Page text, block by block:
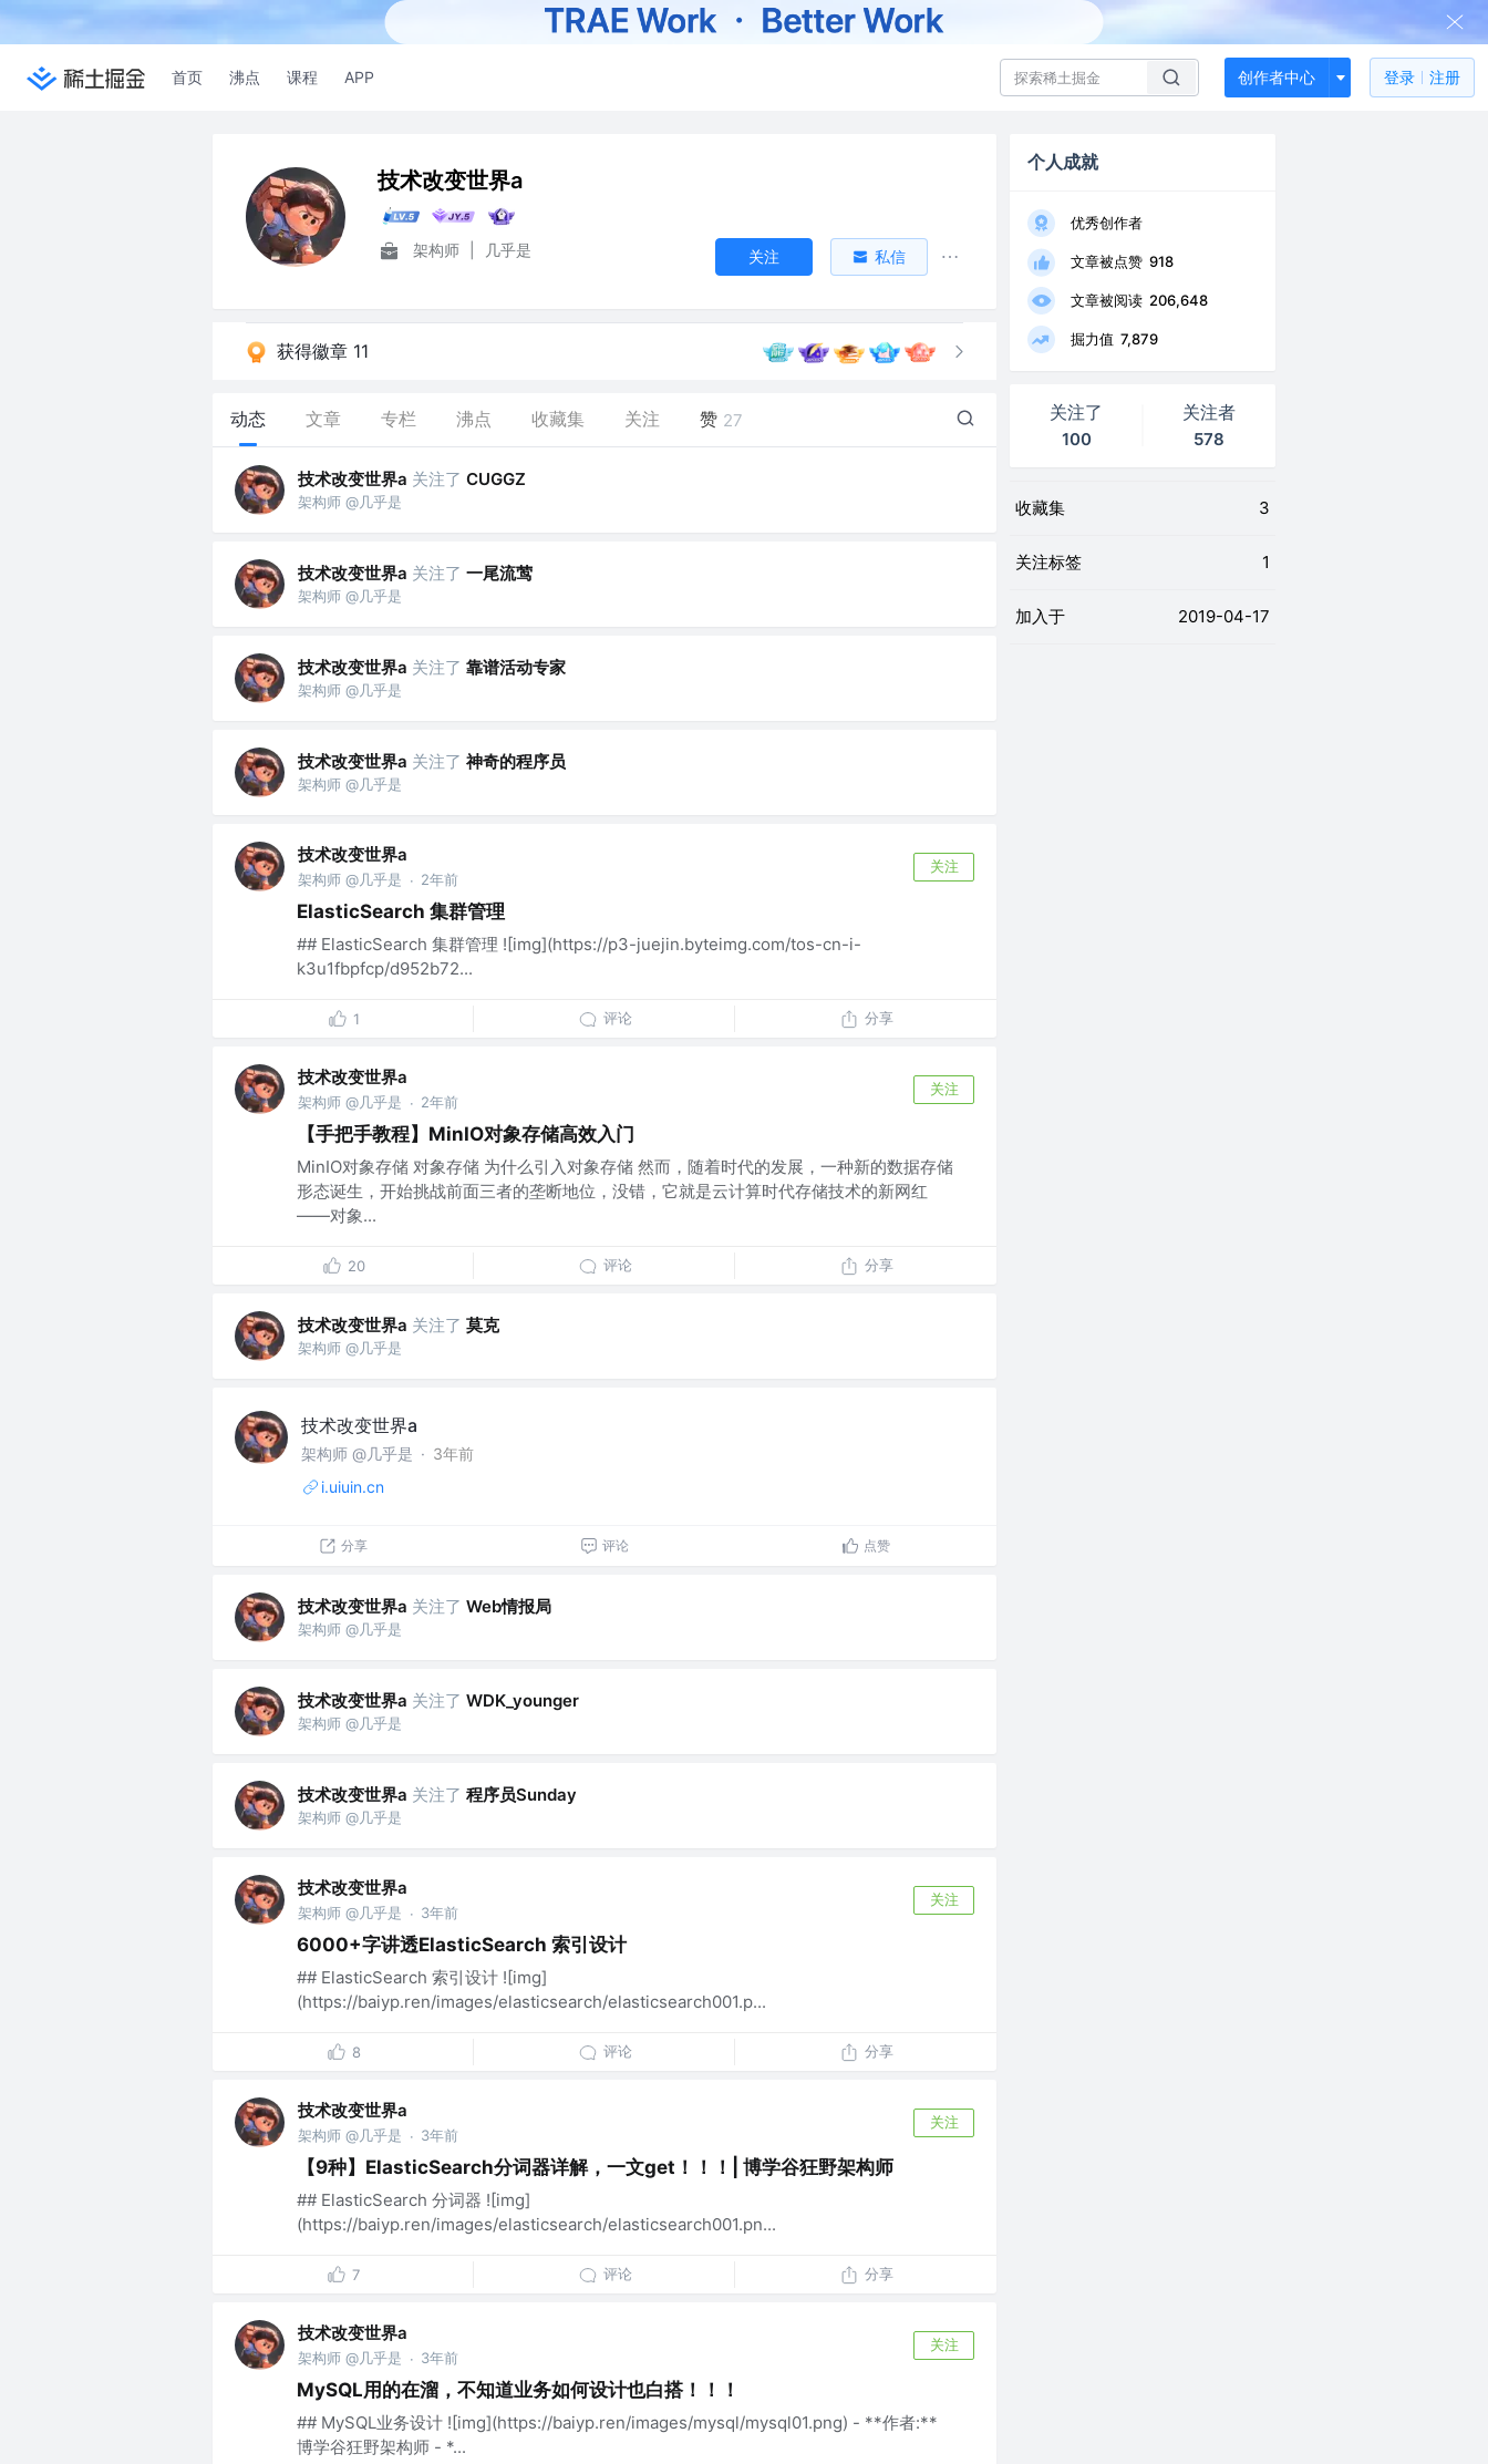
首页 沸点 课程 APP 创作者中心 登录 注册
技术改变世界a
架构师 几乎是 关注 私信
获得徽章 11
动态 文章 专栏 沸点 收藏集 关注 赞 27
技术改变世界a 关注了 CUGGZ
架构师 @几乎是
技术改变世界a 关注了 一尾流莺
架构师 @几乎是
技术改变世界a 关注了 靠谱活动专家
架构师 @几乎是
技术改变世界a 关注了 神奇的程序员
架构师 @几乎是
技术改变世界a
架构师 @几乎是 · 2年前
关注
ElasticSearch 集群管理
## ElasticSearch 集群管理 ![img](https://p3-juejin.byteimg.com/tos-cn-i-
k3u1fbpfcp/d952b72...
1 评论 分享
技术改变世界a
架构师 @几乎是 · 2年前
关注
【手把手教程】MinIO对象存储高效入门
MinIO对象存储 对象存储 为什么引入对象存储 然而，随着时代的发展，一种新的数据存储
形态诞生，开始挑战前面三者的垄断地位，没错，它就是云计算时代存储技术的新网红
——对象...
20 评论 分享
技术改变世界a 关注了 莫克
架构师 @几乎是
技术改变世界a
架构师 @几乎是 · 3年前
i.uiuin.cn
分享 评论 点赞
技术改变世界a 关注了 Web情报局
架构师 @几乎是
技术改变世界a 关注了 WDK_younger
架构师 @几乎是
技术改变世界a 关注了 程序员Sunday
架构师 @几乎是
技术改变世界a
架构师 @几乎是 · 3年前
关注
6000+字讲透ElasticSearch 索引设计
## ElasticSearch 索引设计 ![img]
(https://baiyp.ren/images/elasticsearch/elasticsearch001.p...
8 评论 分享
技术改变世界a
架构师 @几乎是 · 3年前
关注
【9种】ElasticSearch分词器详解，一文get！！！| 博学谷狂野架构师
## ElasticSearch 分词器 ![img]
(https://baiyp.ren/images/elasticsearch/elasticsearch001.pn...
7 评论 分享
技术改变世界a
架构师 @几乎是 · 3年前
关注
MySQL用的在溜，不知道业务如何设计也白搭！！！
## MySQL业务设计 ![img](https://baiyp.ren/images/mysql/mysql01.png) - **作者:**
博学谷狂野架构师 - *...
个人成就
优秀创作者
文章被点赞 918
文章被阅读 206,648
掘力值 7,879
关注了
100
关注者
578
收藏集 3
关注标签 1
加入于 2019-04-17